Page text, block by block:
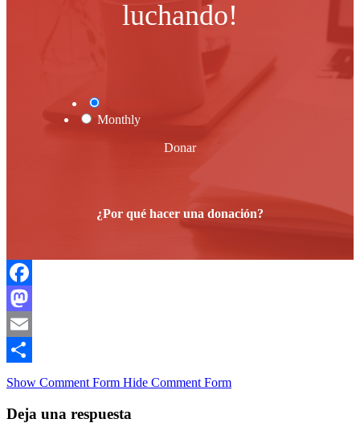
luchando!
Monthly
Donar
¿Por qué hacer una donación?
Facebook
Mastodon
Email
Compartir
Show Comment Form Hide Comment Form
Deja una respuesta